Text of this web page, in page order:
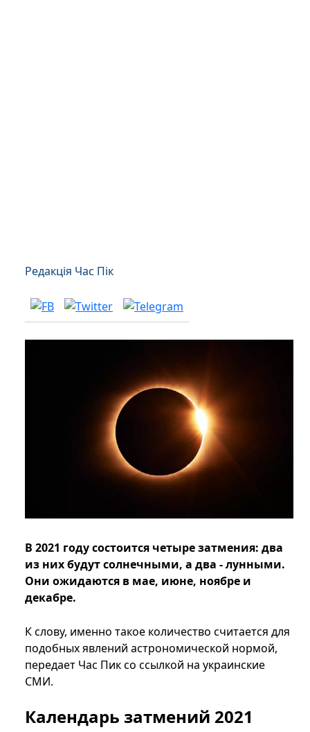
Редакція Час Пік
В 2021 году состоится четыре затмения: два
из них будут солнечными, а два - лунными.
Они ожидаются в мае, июне, ноябре и
декабре.
К слову, именно такое количество считается для
подобных явлений астрономической нормой,
передает Час Пик со ссылкой на украинские
СМИ.
Календарь затмений 2021